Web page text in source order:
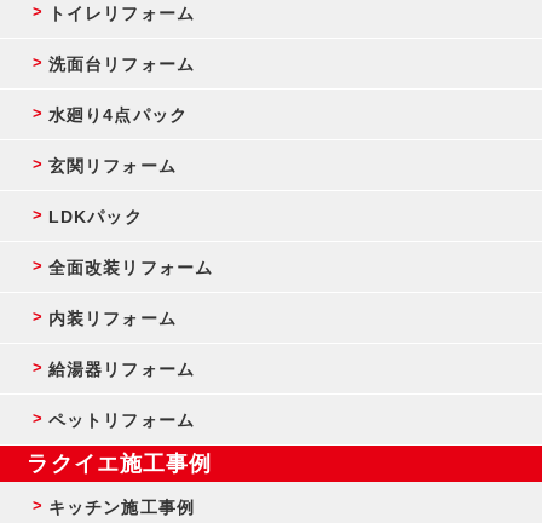
トイレリフォーム
洗面台リフォーム
水廻り4点パック
玄関リフォーム
LDKパック
全面改装リフォーム
内装リフォーム
給湯器リフォーム
ペットリフォーム
ラクイエ施工事例
キッチン施工事例